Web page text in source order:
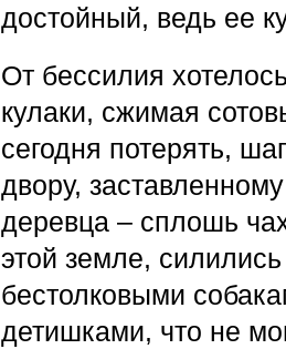
достойный, ведь ее
От бессилия
кулаки, сжимая
сегодня потерять,
двору,
деревца – сплошь
этой земле,
бестолковыми
детишками, что не